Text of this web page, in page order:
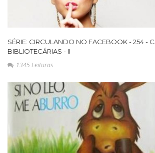
SÉRIE: CIRCULANDO NO FACEBOOK - 254 -
BIBLIOTECÁRIAS - II
1345 Leituras